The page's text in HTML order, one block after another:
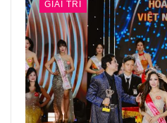
GIẢI TRÍ